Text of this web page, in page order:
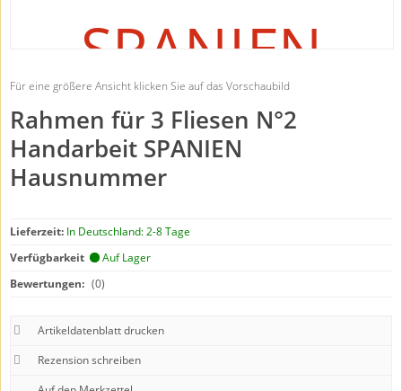
Für eine größere Ansicht klicken Sie auf das Vorschaubild
Rahmen für 3 Fliesen N°2
Handarbeit SPANIEN
Hausnummer
Lieferzeit: In Deutschland: 2-8 Tage
Verfügbarkeit
Auf Lager
Bewertungen: (0)
Artikeldatenblatt drucken
Rezension schreiben